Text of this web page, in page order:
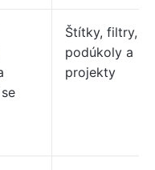
Štítky, filtry,
podúkoly a
projekty